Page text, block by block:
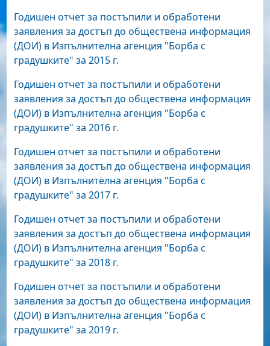
Годишен отчет за постъпили и обработени
заявления за достъп до обществена информация
(ДОИ) в Изпълнителна агенция "Борба с
градушките" за 2015 г.
Годишен отчет за постъпили и обработени
заявления за достъп до обществена информация
(ДОИ) в Изпълнителна агенция "Борба с
градушките" за 2016 г.
Годишен отчет за постъпили и обработени
заявления за достъп до обществена информация
(ДОИ) в Изпълнителна агенция "Борба с
градушките" за 2017 г.
Годишен отчет за постъпили и обработени
заявления за достъп до обществена информация
(ДОИ) в Изпълнителна агенция "Борба с
градушките" за 2018 г.
Годишен отчет за постъпили и обработени
заявления за достъп до обществена информация
(ДОИ) в Изпълнителна агенция "Борба с
градушките" за 2019 г.